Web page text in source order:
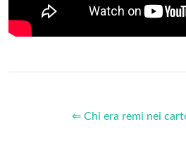
⇐ Chi era remi nei